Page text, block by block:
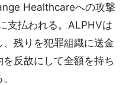
Healthcareへの攻撃
支払われる。ALPHVは
残りを犯罪組織に送金
反故にして全額を持ち